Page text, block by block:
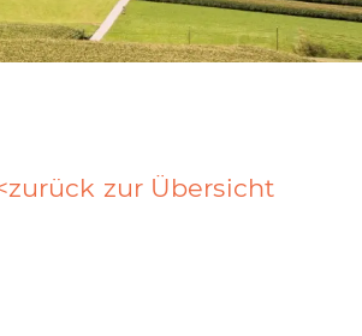
zurück zur Übersicht